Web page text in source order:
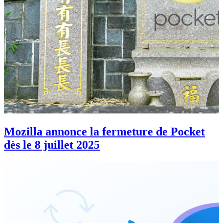
Mozilla annonce la fermeture de Pocket
dès le 8 juillet 2025